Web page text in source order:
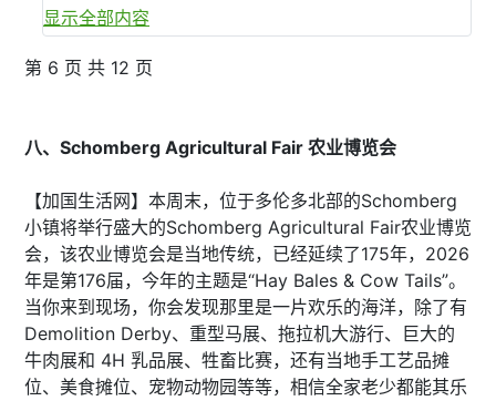
显示全部内容
第 6 页 共 12 页
八、Schomberg Agricultural Fair 农业博览会
【加国生活网】本周末，位于多伦多北部的Schomberg
小镇将举行盛大的Schomberg Agricultural Fair农业博览
会，该农业博览会是当地传统，已经延续了175年，2026
年是第176届，今年的主题是“Hay Bales & Cow Tails”。
当你来到现场，你会发现那里是一片欢乐的海洋，除了有
Demolition Derby、重型马展、拖拉机大游行、巨大的
牛肉展和 4H 乳品展、牲畜比赛，还有当地手工艺品摊
位、美食摊位、宠物动物园等等，相信全家老少都能其乐